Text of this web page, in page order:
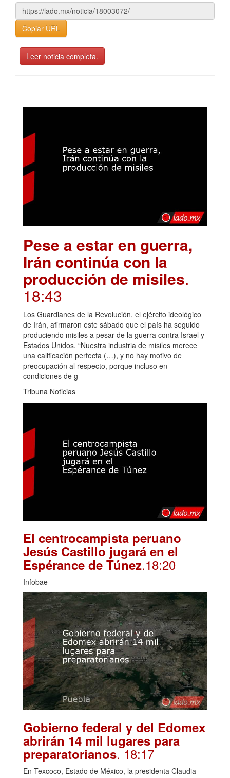
Copiar URL
Leer noticia completa.
Pese a estar en guerra,
Irán continúa con la
producción de misiles.
18:43
Los Guardianes de la Revolución, el ejército ideológico
de Irán, afirmaron este sábado que el país ha seguido
produciendo misiles a pesar de la guerra contra Israel y
Estados Unidos. “Nuestra industria de misiles merece
una calificación perfecta (…), y no hay motivo de
preocupación al respecto, porque incluso en
condiciones de g
Tribuna Noticias
El centrocampista peruano
Jesús Castillo jugará en el
Espérance de Túnez.18:20
Infobae
Gobierno federal y del Edomex
abrirán 14 mil lugares para
preparatorianos. 18:17
En Texcoco, Estado de México, la presidenta Claudia